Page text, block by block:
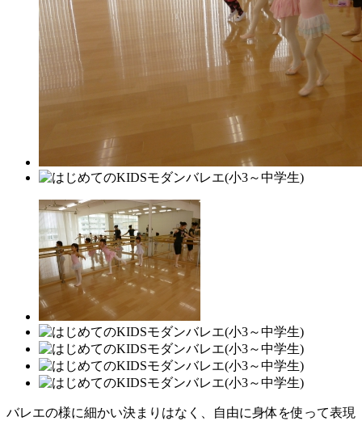
バレエの様に細かい決まりはなく、自由に身体を使って表現